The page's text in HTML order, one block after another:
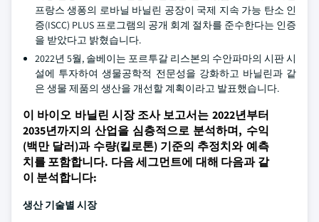
프랑스 생퐁의 로바닐 바닐린 공장이 국제 지속 가능 탄소 인
증(ISCC) PLUS 프로그램의 공개 회계 절차를 준수한다는 인증
을 받았다고 밝혔습니다.
2022년 5월, 솔베이는 포르투갈 리스본의 수안파마의 시판 시
설에 투자하여 생물공학적 전문성을 강화하고 바닐린과 같
은 생물 제품의 생산을 개선할 계획이라고 발표했습니다.
이 바이오 바닐린 시장 조사 보고서는 2022년부터
2035년까지의 산업을 심층적으로 분석하며, 수익
(백만 달러)과 수량(킬로톤) 기준의 추정치와 예측
치를 포함합니다. 다음 세그먼트에 대해 다음과 같
이 분석합니다:
생산 기술별 시장